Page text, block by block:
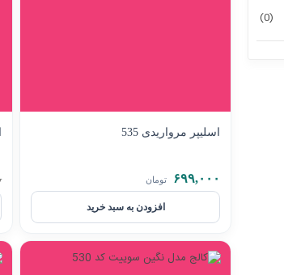
(0)
اسلیپر مرواریدی 535
۶۹۹,۰۰۰ تومان
افزودن به سبد خرید